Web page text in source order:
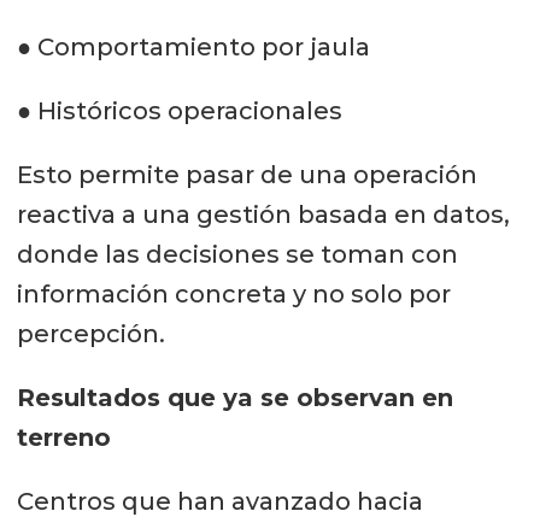
● Comportamiento por jaula
● Históricos operacionales
Esto permite pasar de una operación
reactiva a una gestión basada en datos,
donde las decisiones se toman con
información concreta y no solo por
percepción.
Resultados que ya se observan en
terreno
Centros que han avanzado hacia